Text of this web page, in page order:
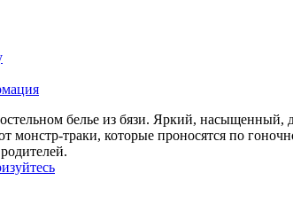
белье из бязи. Яркий,
монстр-траки, которые проносятся по